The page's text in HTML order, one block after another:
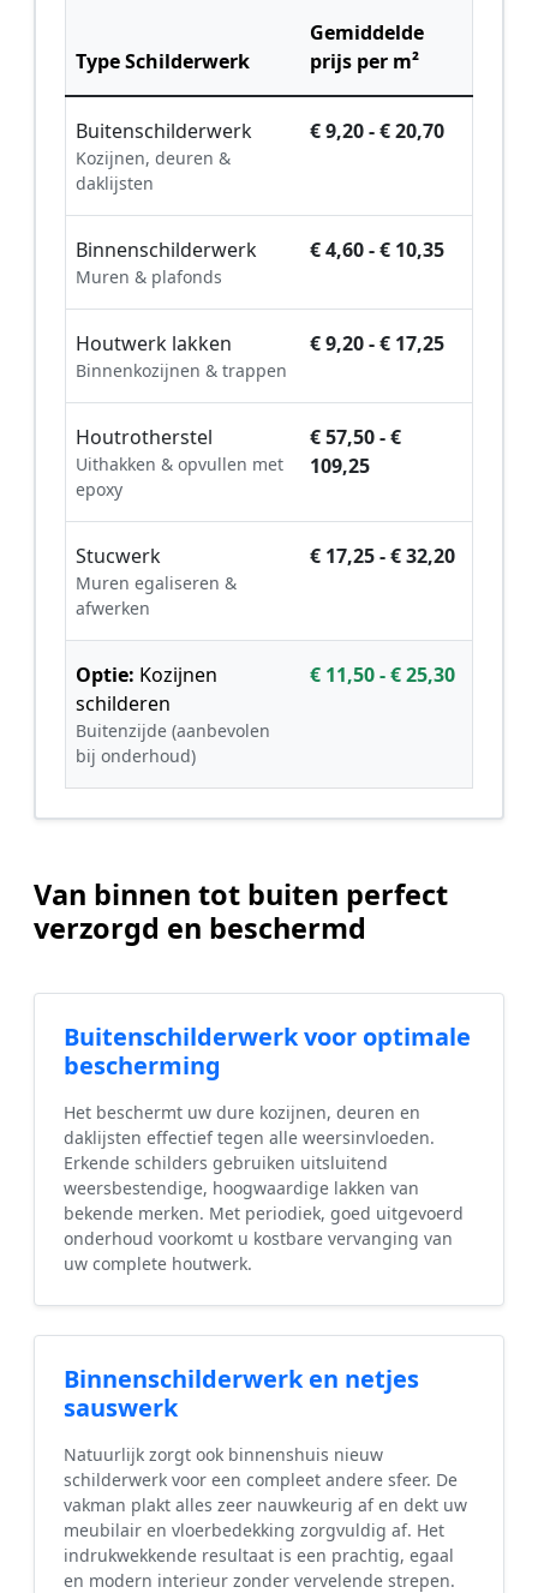
Type Schilderwerk
Gemiddelde
prijs per m²
Buitenschilderwerk
Kozijnen, deuren &
daklijsten
€ 9,20 - € 20,70
Binnenschilderwerk
Muren & plafonds
€ 4,60 - € 10,35
Houtwerk lakken
Binnenkozijnen & trappen
€ 9,20 - € 17,25
Houtrotherstel
Uithakken & opvullen met
epoxy
€ 57,50 - €
109,25
Stucwerk
Muren egaliseren &
afwerken
€ 17,25 - € 32,20
Optie: Kozijnen
schilderen
Buitenzijde (aanbevolen
bij onderhoud)
€ 11,50 - € 25,30
Van binnen tot buiten perfect
verzorgd en beschermd
Buitenschilderwerk voor optimale
bescherming
Het beschermt uw dure kozijnen, deuren en
daklijsten effectief tegen alle weersinvloeden.
Erkende schilders gebruiken uitsluitend
weersbestendige, hoogwaardige lakken van
bekende merken. Met periodiek, goed uitgevoerd
onderhoud voorkomt u kostbare vervanging van
uw complete houtwerk.
Binnenschilderwerk en netjes
sauswerk
Natuurlijk zorgt ook binnenshuis nieuw
schilderwerk voor een compleet andere sfeer. De
vakman plakt alles zeer nauwkeurig af en dekt uw
meubilair en vloerbedekking zorgvuldig af. Het
indrukwekkende resultaat is een prachtig, egaal
en modern interieur zonder vervelende strepen.